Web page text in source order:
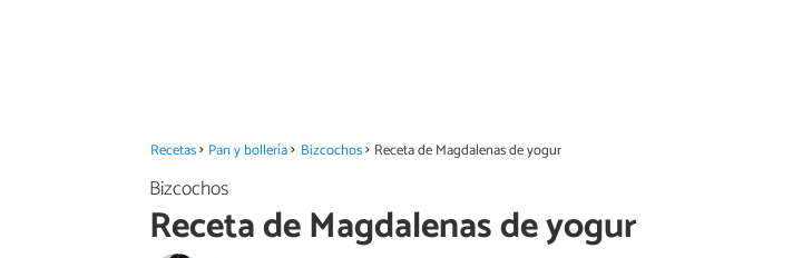
Recetas Pan y bollería Bizcochos Receta de Magdalenas de yogur
Bizcochos
Receta de Magdalenas de yogur